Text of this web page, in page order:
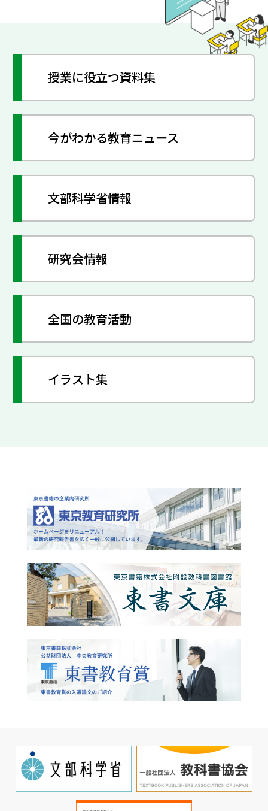
授業に役立つ資料集
今がわかる教育ニュース
文部科学省情報
研究会情報
全国の教育活動
イラスト集